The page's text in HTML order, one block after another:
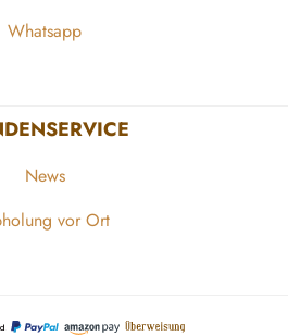
Whatsapp
News
vor Ort